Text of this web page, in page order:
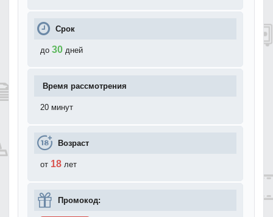
Срок
до 30 дней
Время рассмотрения
20 минут
Возраст
от 18 лет
Промокод: